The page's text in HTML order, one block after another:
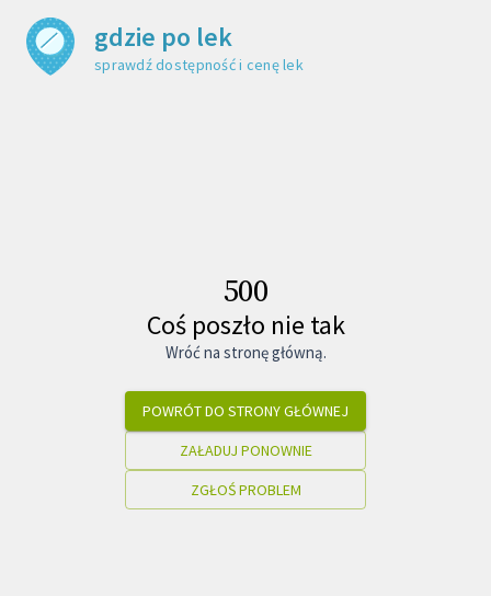
sprawdź dostępność i cenę leku
gdzie po lek
500
Coś poszło nie tak
Wróć na stronę główną.
POWRÓT DO STRONY GŁÓWNEJ
ZAŁADUJ PONOWNIE
ZGŁOŚ PROBLEM